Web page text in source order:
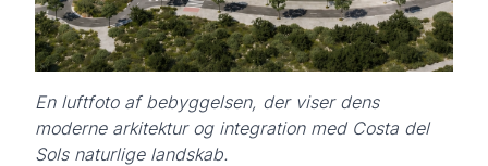
En luftfoto af bebyggelsen, der viser dens
moderne arkitektur og integration med Costa del
Sols naturlige landskab.